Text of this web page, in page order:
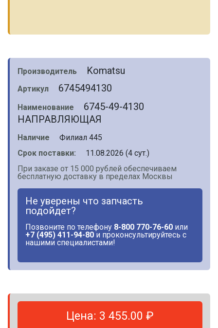
Производитель Komatsu
Артикул 6745494130
Наименование
6745-49-4130
НАПРАВЛЯЮЩАЯ
Наличие
Филиал 445
Срок поставки:
11.08.2026 (4 сут.)
При заказе от 15 000 рублей обеспечиваем
бесплатную доставку в пределах Москвы
Не уверены что запчасть
подойдет?
Позвоните по телефону 8-800 770-76-60 или
+7 (495) 411-94-80 и проконсультируйтесь с
нашими специалистами!
Цена: 3 455.00 ₽